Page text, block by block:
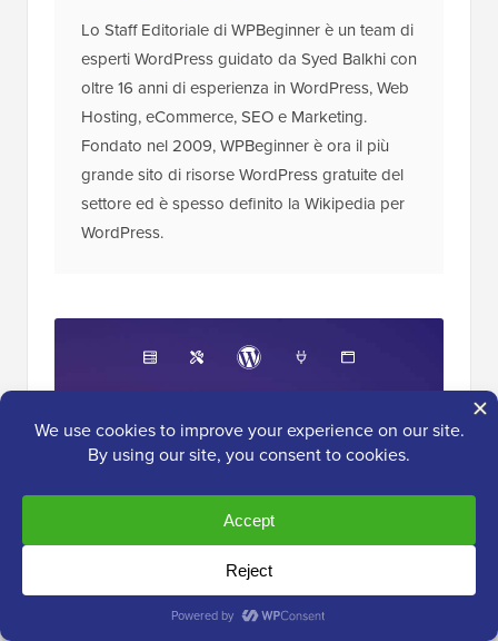
Lo Staff Editoriale di WPBeginner è un team di
esperti WordPress guidato da Syed Balkhi con
oltre 16 anni di esperienza in WordPress, Web
Hosting, eCommerce, SEO e Marketing.
Fondato nel 2009, WPBeginner è ora il più
grande sito di risorse WordPress gratuite del
settore ed è spesso definito la Wikipedia per
WordPress.
Toolkit WordPress
Ottieni l'accesso GRATUITO al nostro toolkit
- una raccolta di prodotti e risorse relative a
WordPress che ogni professionista dovrebbe
avere!